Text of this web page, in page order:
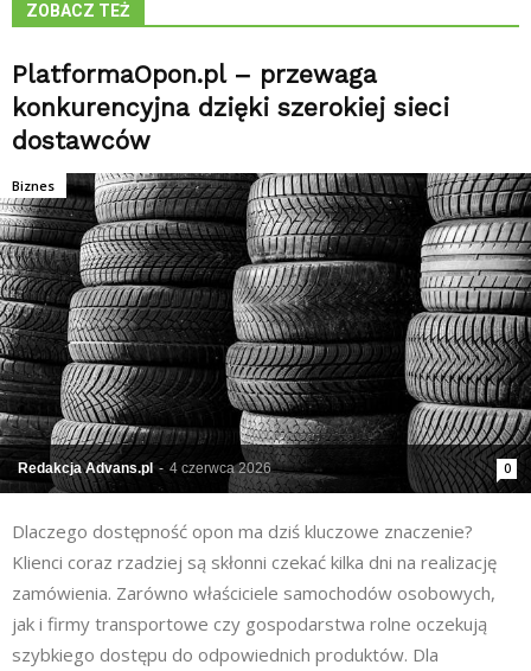
ZOBACZ TEŻ
PlatformaOpon.pl – przewaga
konkurencyjna dzięki szerokiej sieci
dostawców
Redakcja Advans.pl - 4 czerwca 2026 0
Biznes
Dlaczego dostępność opon ma dziś kluczowe znaczenie?
Klienci coraz rzadziej są skłonni czekać kilka dni na realizację
zamówienia. Zarówno właściciele samochodów osobowych,
jak i firmy transportowe czy gospodarstwa rolne oczekują
szybkiego dostępu do odpowiednich produktów. Dla